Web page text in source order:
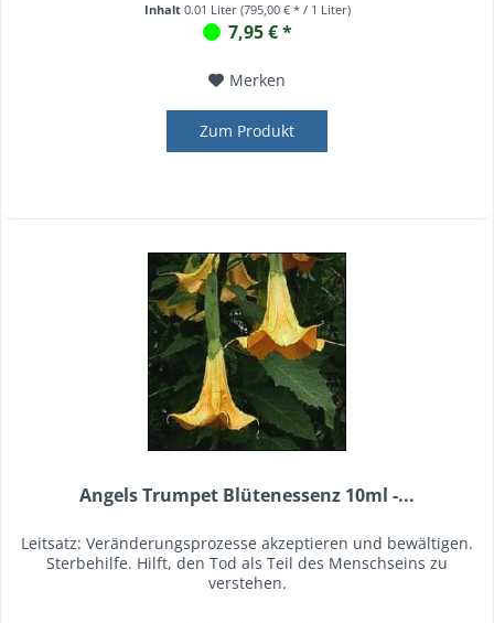
Inhalt 0.01 Liter (795,00 € * / 1 Liter)
7,95 € *
Merken
Zum Produkt
Angels Trumpet Blütenessenz 10ml -...
Leitsatz: Veränderungsprozesse akzeptieren und bewältigen.
Sterbehilfe. Hilft, den Tod als Teil des Menschseins zu
verstehen.